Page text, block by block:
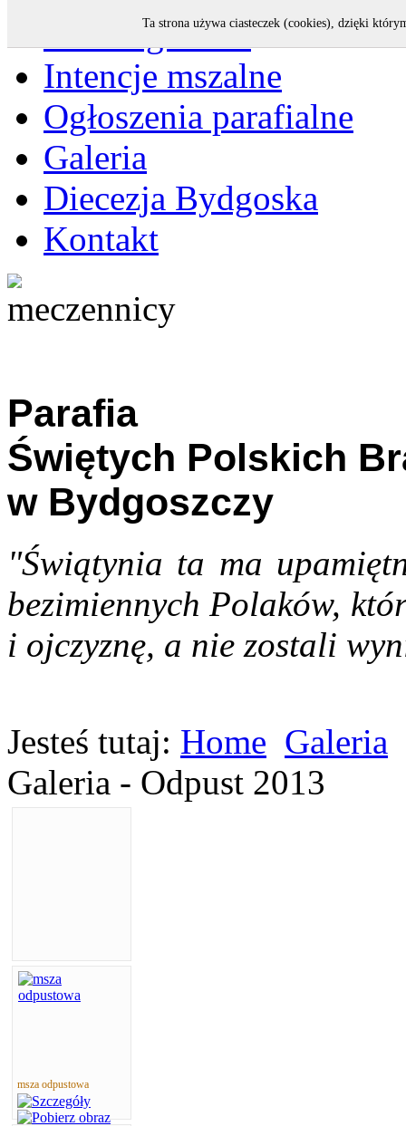
Strona główna
Intencje mszalne
Ogłoszenia parafialne
Galeria
Diecezja Bydgoska
Kontakt
Parafia
Świętych Polskich
w Bydgoszczy
"Świątynia ta ma
bezimiennych Polaków,
i ojczyznę, a nie zostali
Jesteś tutaj: Home Galeria
Galeria - Odpust 2013
msza odpustowa
Ta strona używa ciasteczek (cookies), dzięki